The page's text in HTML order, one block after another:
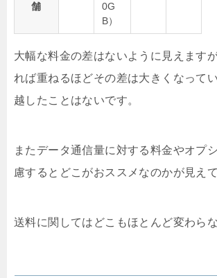
舗
0G
B）
大幅な料金の差はないように見えます
れば重ねるほどその差は大きくなって
越したことはないです。
またデータ通信量に対する料金やオプ
慮するとどこがおススメなのかが見え
送料に関してはどこもほとんど変わら